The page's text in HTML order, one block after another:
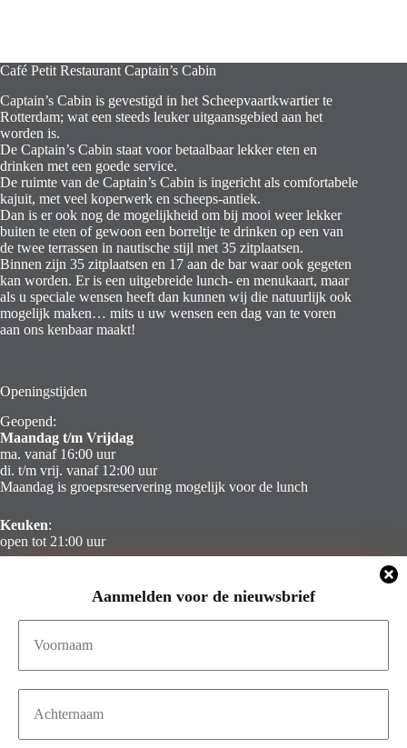
Aanmelden voor de nieuwsbrief
Café Petit Restaurant Captain’s Cabin
Captain’s Cabin is gevestigd in het Scheepvaartkwartier te
Rotterdam; wat een steeds leuker uitgaansgebied aan het
worden is.
De Captain’s Cabin staat voor betaalbaar lekker eten en
drinken met een goede service.
De ruimte van de Captain’s Cabin is ingericht als comfortabele
kajuit, met veel koperwerk en scheeps-antiek.
Dan is er ook nog de mogelijkheid om bij mooi weer lekker
buiten te eten of gewoon een borreltje te drinken op een van
de twee terrassen in nautische stijl met 35 zitplaatsen.
Binnen zijn 35 zitplaatsen en 17 aan de bar waar ook gegeten
kan worden. Er is een uitgebreide lunch- en menukaart, maar
als u speciale wensen heeft dan kunnen wij die natuurlijk ook
mogelijk maken… mits u uw wensen een dag van te voren
aan ons kenbaar maakt!
Openingstijden
Geopend:
Maandag t/m Vrijdag
ma. vanaf 16:00 uur
di. t/m vrij. vanaf 12:00 uur
Maandag is groepsreservering mogelijk voor de lunch
Keuken:
open tot 21:00 uur
Adres:
Calandstraat 8a